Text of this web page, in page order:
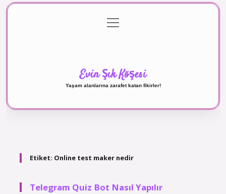
Gizlilik Politikası
menüyü
aç
Evin Şık Köşesi
Yaşam alanlarına zarafet katan fikirler!
Etiket: Online test maker nedir
Telegram Quiz Bot Nasıl Yapılır